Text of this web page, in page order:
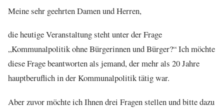
Meine sehr geehrten Damen und Herren,
die heutige Veranstaltung steht unter der Frage
„Kommunalpolitik ohne Bürgerinnen und Bürger?“ Ich möchte
diese Frage beantworten als jemand, der mehr als 20 Jahre
hauptberuflich in der Kommunalpolitik tätig war.
Aber zuvor möchte ich Ihnen drei Fragen stellen und bitte dazu